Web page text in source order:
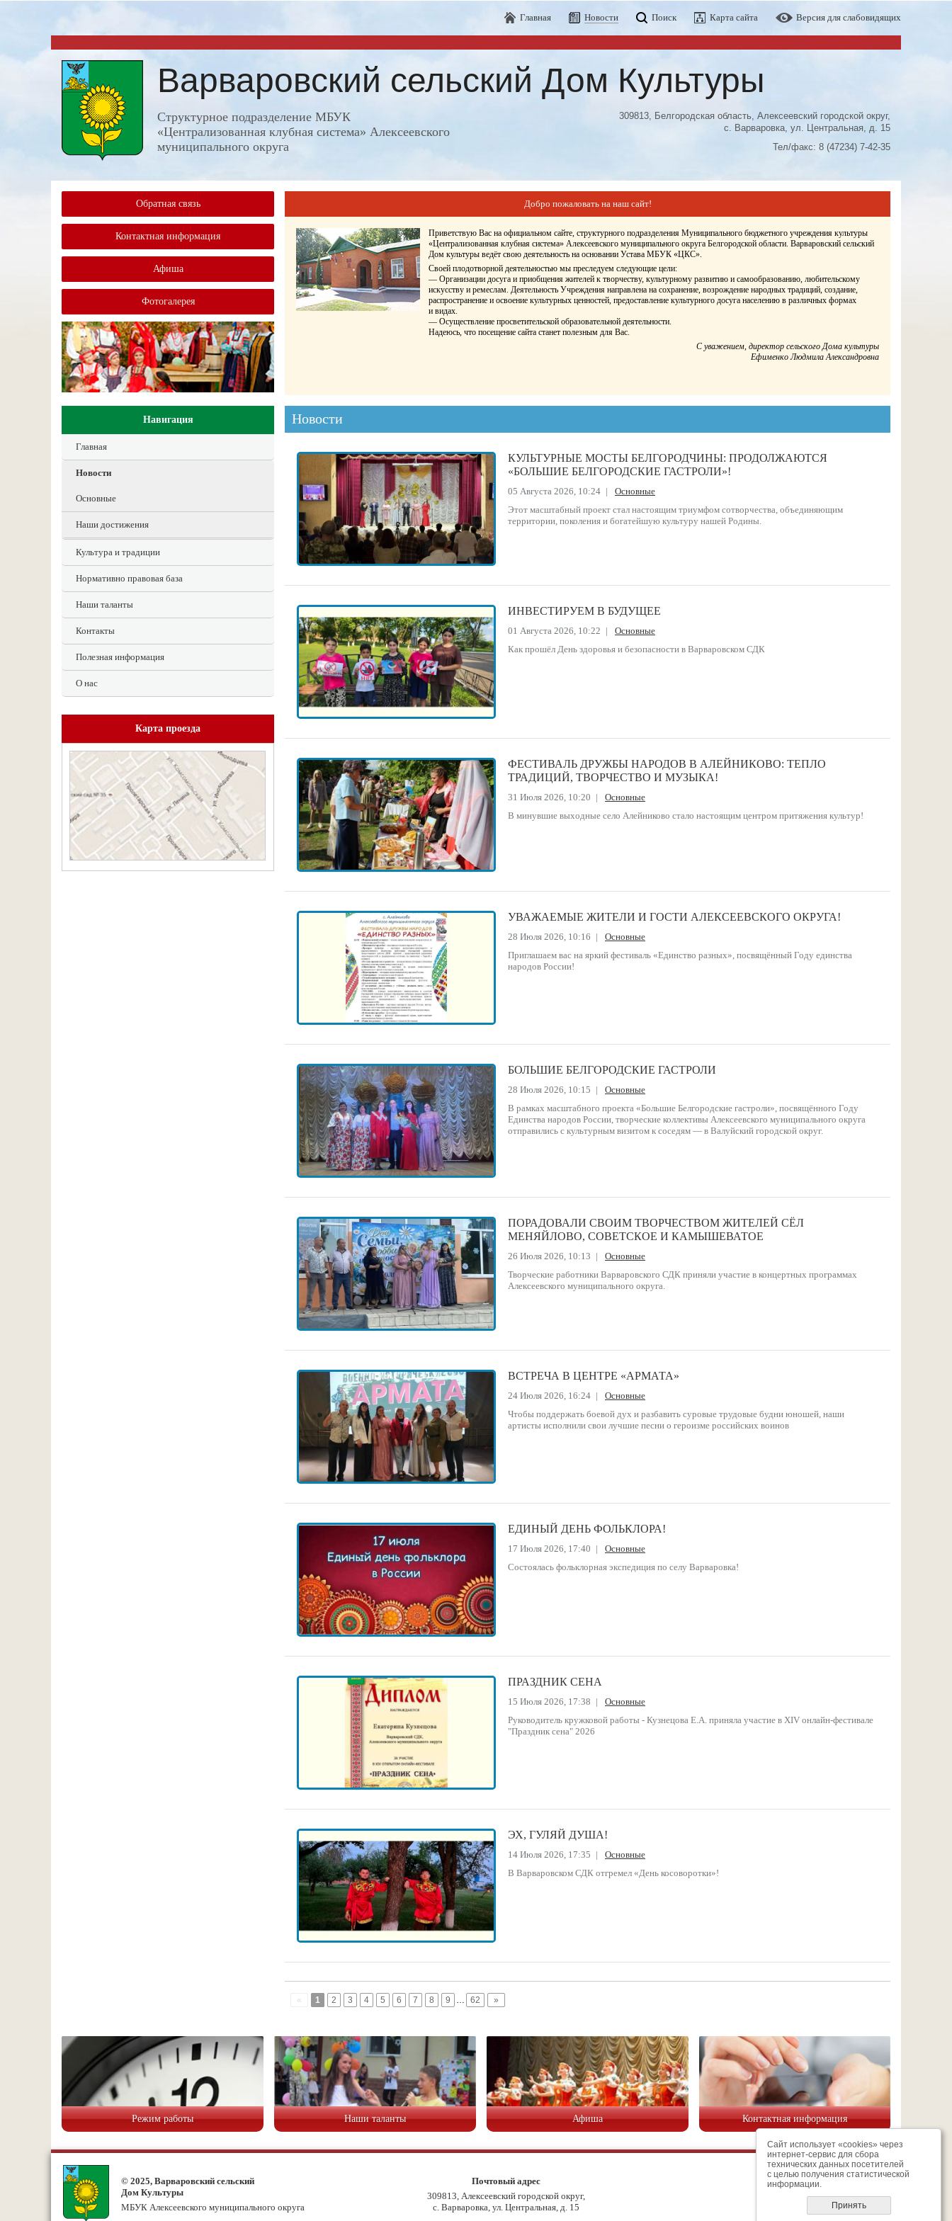
Главная Новости Поиск Карта сайта Версия для слабовидящих
Варваровский сельский Дом Культуры
Структурное подразделение МБУК
«Централизованная клубная система» Алексеевского
муниципального округа
309813, Белгородская область, Алексеевский городской округ,
с. Варваровка, ул. Центральная, д. 15
Тел/факс: 8 (47234) 7-42-35
Обратная связь
Контактная информация
Афиша
Фотогалерея
Добро пожаловать на наш сайт!
Приветствую Вас на официальном сайте, структурного подразделения Муниципального бюджетного учреждения культуры
«Централизованная клубная система» Алексеевского муниципального округа Белгородской области. Варваровский сельский
Дом культуры ведёт свою деятельность на основании Устава МБУК «ЦКС».
Своей плодотворной деятельностью мы преследуем следующие цели:
— Организации досуга и приобщения жителей к творчеству, культурному развитию и самообразованию, любительскому
искусству и ремеслам. Деятельность Учреждения направлена на сохранение, возрождение народных традиций, создание,
распространение и освоение культурных ценностей, предоставление культурного досуга населению в различных формах
и видах.
— Осуществление просветительской образовательной деятельности.
Надеюсь, что посещение сайта станет полезным для Вас.
С уважением, директор сельского Дома культуры
Ефименко Людмила Александровна
Навигация
Главная
Новости
Основные
Наши достижения
Культура и традиции
Нормативно правовая база
Наши таланты
Контакты
Полезная информация
О нас
Карта проезда
Новости
КУЛЬТУРНЫЕ МОСТЫ БЕЛГОРОДЧИНЫ: ПРОДОЛЖАЮТСЯ
«БОЛЬШИЕ БЕЛГОРОДСКИЕ ГАСТРОЛИ»!
05 Августа 2026, 10:24 |
Основные
Этот масштабный проект стал настоящим триумфом сотворчества, объединяющим
территории, поколения и богатейшую культуру нашей Родины.
ИНВЕСТИРУЕМ В БУДУЩЕЕ
01 Августа 2026, 10:22 |
Основные
Как прошёл День здоровья и безопасности в Варваровском СДК
ФЕСТИВАЛЬ ДРУЖБЫ НАРОДОВ В АЛЕЙНИКОВО: ТЕПЛО
ТРАДИЦИЙ, ТВОРЧЕСТВО И МУЗЫКА!
31 Июля 2026, 10:20 |
Основные
В минувшие выходные село Алейниково стало настоящим центром притяжения культур!
УВАЖАЕМЫЕ ЖИТЕЛИ И ГОСТИ АЛЕКСЕЕВСКОГО ОКРУГА!
28 Июля 2026, 10:16 |
Основные
Приглашаем вас на яркий фестиваль «Единство разных», посвящённый Году единства
народов России!
БОЛЬШИЕ БЕЛГОРОДСКИЕ ГАСТРОЛИ
28 Июля 2026, 10:15 |
Основные
В рамках масштабного проекта «Большие Белгородские гастроли», посвящённого Году
Единства народов России, творческие коллективы Алексеевского муниципального округа
отправились с культурным визитом к соседям — в Валуйский городской округ.
ПОРАДОВАЛИ СВОИМ ТВОРЧЕСТВОМ ЖИТЕЛЕЙ СЁЛ
МЕНЯЙЛОВО, СОВЕТСКОЕ И КАМЫШЕВАТОЕ
26 Июля 2026, 10:13 |
Основные
Творческие работники Варваровского СДК приняли участие в концертных программах
Алексеевского муниципального округа.
ВСТРЕЧА В ЦЕНТРЕ «АРМАТА»
24 Июля 2026, 16:24 |
Основные
Чтобы поддержать боевой дух и разбавить суровые трудовые будни юношей, наши
артисты исполнили свои лучшие песни о героизме российских воинов
ЕДИНЫЙ ДЕНЬ ФОЛЬКЛОРА!
17 Июля 2026, 17:40 |
Основные
Состоялась фольклорная экспедиция по селу Варваровка!
ПРАЗДНИК СЕНА
15 Июля 2026, 17:38 |
Основные
Руководитель кружковой работы - Кузнецова Е.А. приняла участие в ХIV онлайн-фестивале
"Праздник сена" 2026
ЭХ, ГУЛЯЙ ДУША!
14 Июля 2026, 17:35 |
Основные
В Варваровском СДК отгремел «День косоворотки»!
« 1 2 3 4 5 6 7 8 9 … 62 »
Режим работы Наши таланты Афиша Контактная информация
© 2025, Варваровский сельский
Дом Культуры
МБУК Алексеевского муниципального округа
Почтовый адрес
309813, Алексеевский городской округ,
с. Варваровка, ул. Центральная, д. 15
8 (47234) 7-42-35
Сайт использует «cookies» через
интернет-сервис для сбора
технических данных посетителей
с целью получения статистической
информации.
Принять